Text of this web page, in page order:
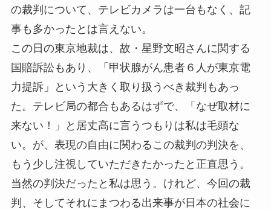
の裁判について、テレビカメラは一台もなく、記
事も多かったとは言えない。
この日の東京地裁は、故・星野文昭さんに関する
国賠訴訟もあり、「甲状腺がん患者６人が東京電
力提訴」という大きく取り扱うべき裁判もあっ
た。テレビ局の都合もあるはずで、「なぜ取材に
来ない！」と居丈高に言うつもりは私は毛頭な
い。が、表現の自由に関わるこの裁判の判決を、
もう少し注視していただきたかったと正直思う。
当然の判決だったと私は思う。けれど、今回の裁
判、そしてそれにまつわる出来事が日本の社会に